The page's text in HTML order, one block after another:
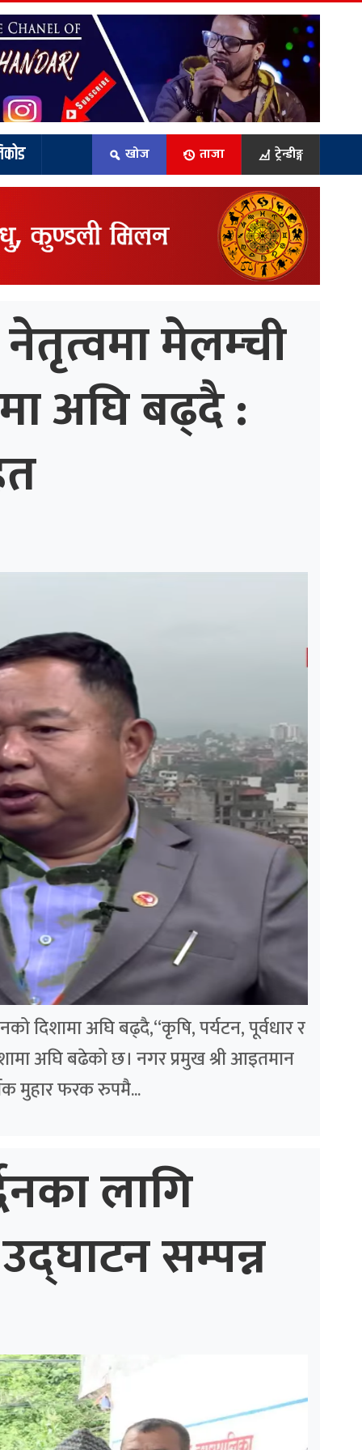
खोज ताजा ट्रेन्डीङ्ग
मेलम्ची
अघि बढ्दै :
दिशामा अघि बढ्दै,“कृषि, पर्यटन, पूर्वधार र
अघि बढेको छ। नगर प्रमुख श्री आइतमान
मुहार फरक रुपमै...
लागि
सम्पन्न